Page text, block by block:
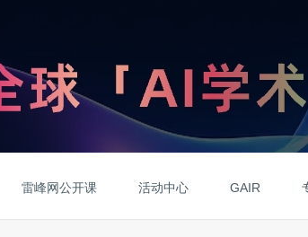
雷峰网公开课 活动中心 GAIR